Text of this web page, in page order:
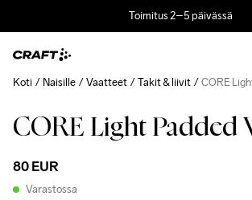
Toimitus 2–5 päivässä
CORE Light Padded
80 EUR
Varastossa
Koti Naisille Vaatteet Takit & liivit CORE
Recycled